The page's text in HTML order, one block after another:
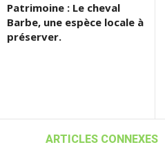
Patrimoine : Le cheval
Barbe, une espèce locale à
préserver.
ARTICLES CONNEXES